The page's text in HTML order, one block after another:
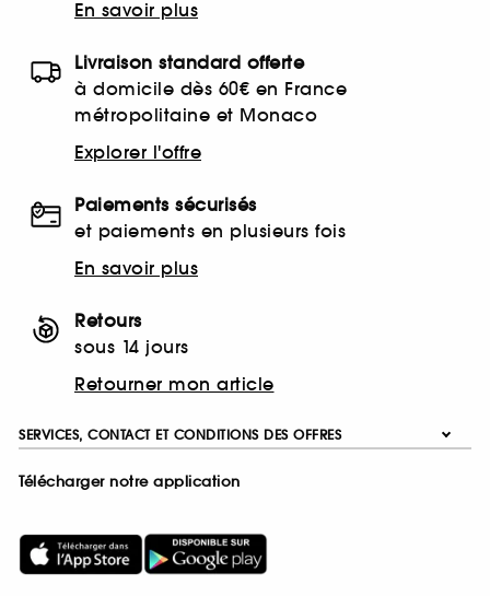
En savoir plus
Livraison standard offerte
à domicile dès 60€ en France
métropolitaine et Monaco
Explorer l'offre
Paiements sécurisés
et paiements en plusieurs fois
En savoir plus
Retours
sous 14 jours
Retourner mon article
SERVICES, CONTACT ET CONDITIONS DES OFFRES
Télécharger notre application